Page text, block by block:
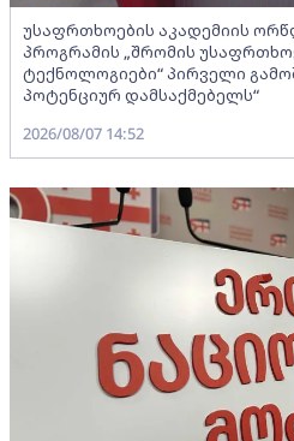
უსაფრთხოების აკადემიის
პროგრამის „შრომის
ტექნოლოგიები“ პირველი
პოტენციურ დამსაქმებელს“
2026/08/07 14:52